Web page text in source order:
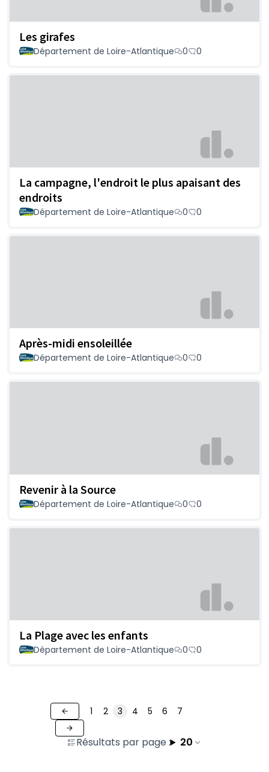
Les girafes
Département de Loire-Atlantique 0 0
La campagne, l'endroit le plus apaisant des
endroits
Département de Loire-Atlantique 0 0
Après-midi ensoleillée
Département de Loire-Atlantique 0 0
Revenir à la Source
Département de Loire-Atlantique 0 0
La Plage avec les enfants
Département de Loire-Atlantique 0 0
Résultats par page : 20
1 2 3 4 5 6 7